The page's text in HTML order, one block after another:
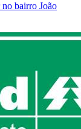
bairro João